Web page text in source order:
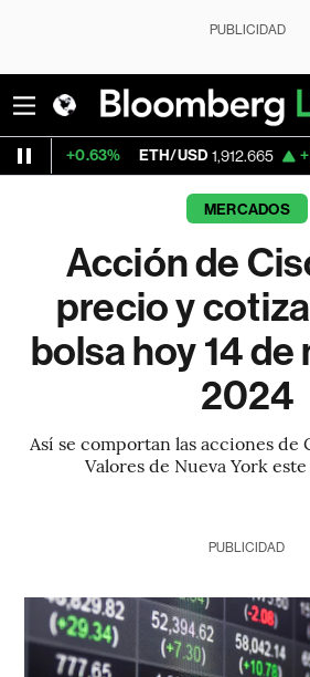
PUBLICIDAD
ETH/USD 1,912.665 +0.36%
MERCADOS
Acción de
precio y
bolsa hoy 14 de
2024
Así se comportan las acciones de
Valores de Nueva York
PUBLICIDAD